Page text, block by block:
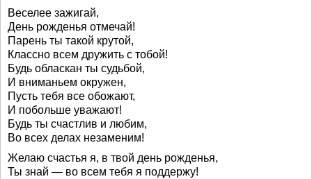
Веселее зажигай,
День рожденья отмечай!
Парень ты такой крутой,
Классно всем дружить с тобой!
Будь обласкан ты судьбой,
И вниманьем окружен,
Пусть тебя все обожают,
И побольше уважают!
Будь ты счастлив и любим,
Во всех делах незаменим!
Желаю счастья я, в твой день рожденья,
Ты знай — во всем тебя я поддержу!